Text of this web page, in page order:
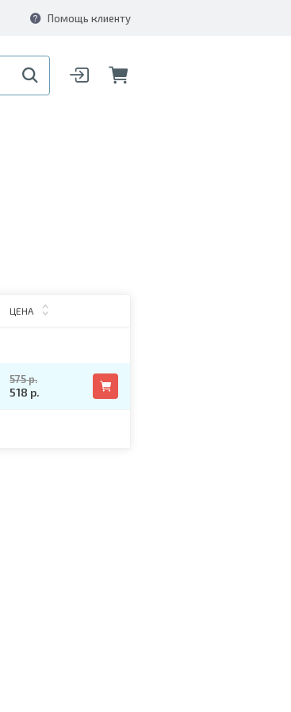
Помощь клиенту
ЦЕНА
575 р.
518 р.